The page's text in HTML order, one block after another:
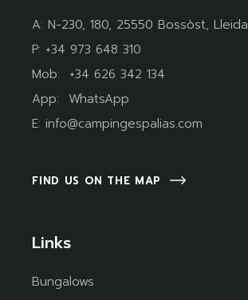
A:N-230, 180, 25550 Bossòst, Lleida
P: +34 973 648 310
Mob: +34 626 342 134
App: WhatsApp
E:info@campingespalias.com
FIND US ON THE MAP
Links
Bungalows